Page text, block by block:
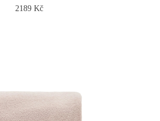
2189 Kč